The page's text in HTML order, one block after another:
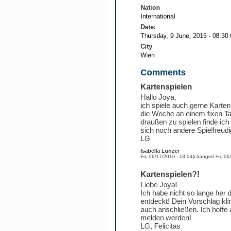
Nation
International
Date:
Thursday, 9 June, 2016 - 08:30
City
Wien
Comments
Kartenspielen
Isabella Lunzer
Fri, 06/17/2016 - 18:04(changed Fri,
Hallo Joya,
ich spiele auch gerne
die Woche an einem fixen
draußen zu spielen finde
sich noch andere
LG
Kartenspielen?!
Liebe Joya!
Ich habe nicht so lange her
entdeckt! Dein Vorschlag
auch anschließen. Ich
melden werden!
LG, Felicitas